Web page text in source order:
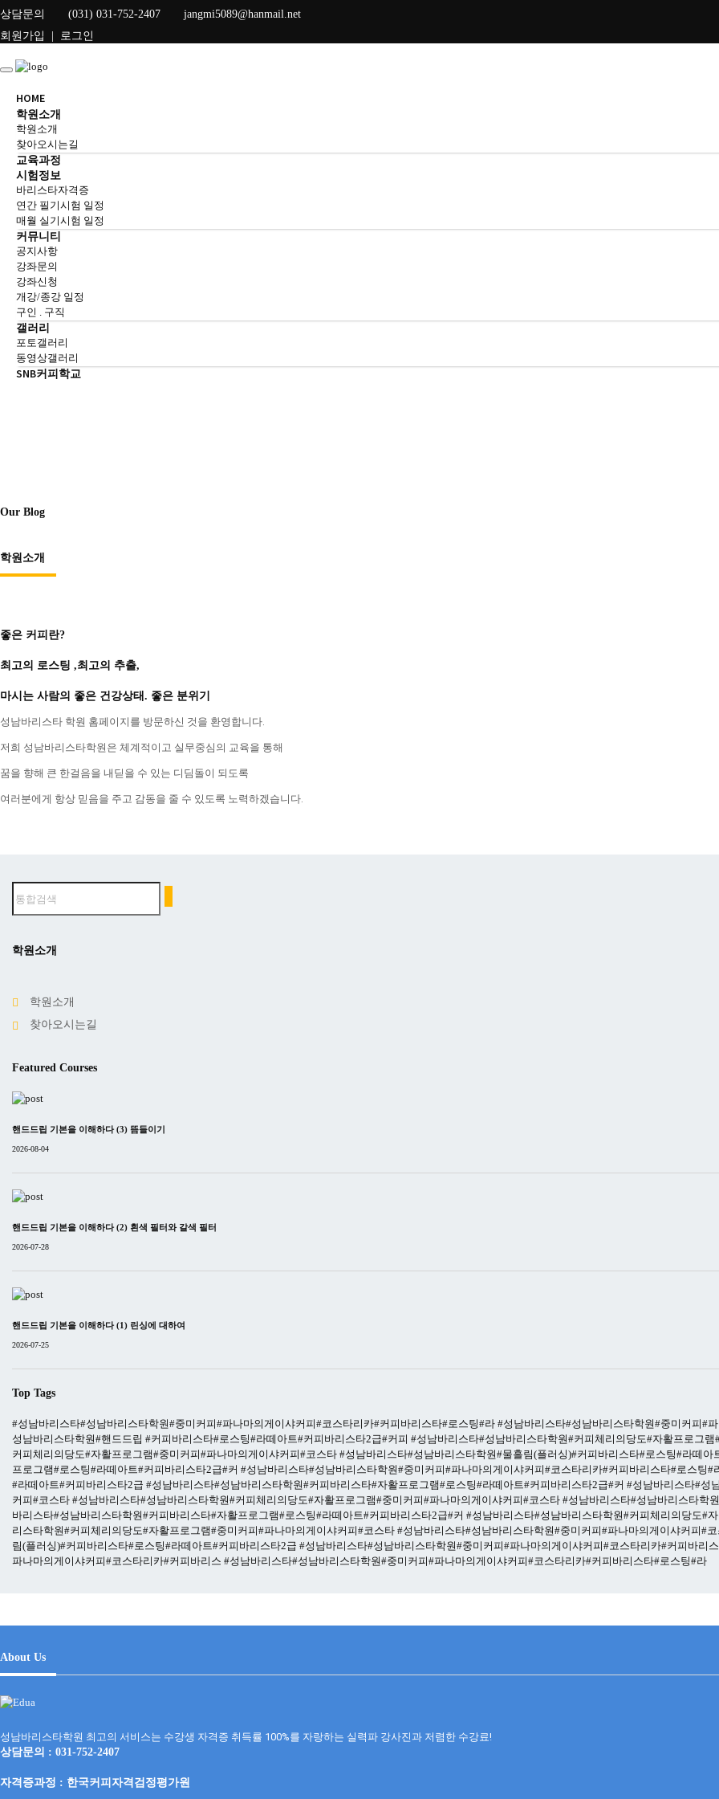
상담문의 (031) 031-752-2407
jangmi5089@hanmail.net
회원가입
로그인
HOME
학원소개
학원소개
찾아오시는길
교육과정
시험정보
바리스타자격증
연간 필기시험 일정
매월 실기시험 일정
커뮤니티
공지사항
강좌문의
강좌신청
개강/종강 일정
구인 . 구직
갤러리
포토갤러리
동영상갤러리
SNB커피학교
Our Blog
학원소개
좋은 커피란?
최고의 로스팅 ,최고의 추출,
마시는 사람의 좋은 건강상태. 좋은 분위기
성남바리스타 학원 홈페이지를 방문하신 것을 환영합니다.
저희 성남바리스타학원은 체계적이고 실무중심의 교육을 통해
꿈을 향해 큰 한걸음을 내딛을 수 있는 디딤돌이 되도록
여러분에게 항상 믿음을 주고 감동을 줄 수 있도록 노력하겠습니다.
학원소개
학원소개
찾아오시는길
Featured Courses
핸드드립 기본을 이해하다 (3) 뜸들이기
2026-08-04
핸드드립 기본을 이해하다 (2) 흰색 필터와 갈색 필터
2026-07-28
핸드드립 기본을 이해하다 (1) 린싱에 대하여
2026-07-25
Top Tags
#성남바리스타#성남바리스타학원#중미커피#파나마의게이샤커피#코스타리카#커피바리스타#로스팅#라 #성남바리스타#성남바리스타학원#중미커피#
성남바리스타학원#핸드드립 #커피바리스타#로스팅#라떼아트#커피바리스타2급#커피 #성남바리스타#성남바리스타학원#커피체리의당도#자활프로그
커피체리의당도#자활프로그램#중미커피#파나마의게이샤커피#코스타 #성남바리스타#성남바리스타학원#물흘림(플러싱)#커피바리스타#로스팅#라떼아
프로그램#로스팅#라떼아트#커피바리스타2급#커 #성남바리스타#성남바리스타학원#중미커피#파나마의게이샤커피#코스타리카#커피바리스타#로스팅#
#라떼아트#커피바리스타2급 #성남바리스타#성남바리스타학원#커피바리스타#자활프로그램#로스팅#라떼아트#커피바리스타2급#커 #성남바리스타#성
커피#코스타 #성남바리스타#성남바리스타학원#커피체리의당도#자활프로그램#중미커피#파나마의게이샤커피#코스타 #성남바리스타#성남바리스타학
바리스타#성남바리스타학원#커피바리스타#자활프로그램#로스팅#라떼아트#커피바리스타2급#커 #성남바리스타#성남바리스타학원#커피체리의당도#
리스타학원#커피체리의당도#자활프로그램#중미커피#파나마의게이샤커피#코스타 #성남바리스타#성남바리스타학원#중미커피#파나마의게이샤커피#
림(플러싱)#커피바리스타#로스팅#라떼아트#커피바리스타2급 #성남바리스타#성남바리스타학원#중미커피#파나마의게이샤커피#코스타리카#커피바리
파나마의게이샤커피#코스타리카#커피바리스 #성남바리스타#성남바리스타학원#중미커피#파나마의게이샤커피#코스타리카#커피바리스타#로스팅#라
About Us
성남바리스타학원 최고의 서비스는 수강생 자격증 취득률 100%를 자랑하는 실력파 강사진과 저렴한 수강료!
상담문의 : 031-752-2407
자격증과정 : 한국커피자격검정평가원